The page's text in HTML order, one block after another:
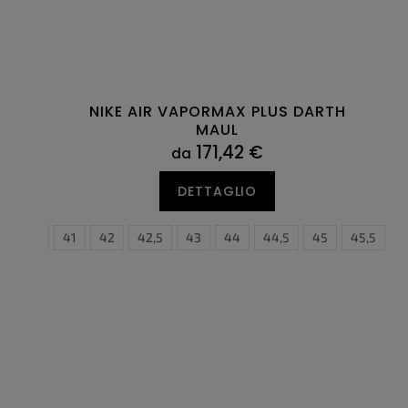
NIKE AIR VAPORMAX PLUS DARTH
MAUL
da 171,42 €
DETTAGLIO
41 42 42,5 43 44 44,5 45 45,5
38,5 40